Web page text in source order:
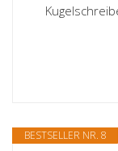
BESTSELLER NR. 8